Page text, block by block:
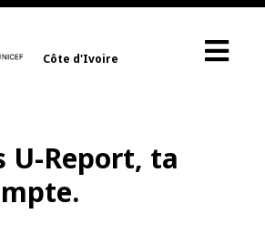
Côte d'Ivoire
U-Report, ta